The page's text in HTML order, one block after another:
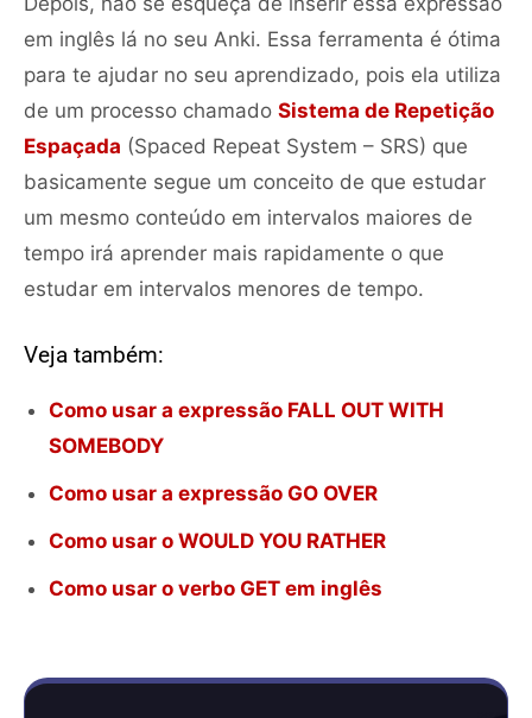
em inglês lá no seu Anki. Essa ferramenta é ótima
para te ajudar no seu aprendizado, pois ela utiliza
de um processo chamado Sistema de Repetição
Espaçada (Spaced Repeat System – SRS) que
basicamente segue um conceito de que estudar
um mesmo conteúdo em intervalos maiores de
tempo irá aprender mais rapidamente o que
estudar em intervalos menores de tempo.
Veja também:
Como usar a expressão FALL OUT WITH
SOMEBODY
Como usar a expressão GO OVER
Como usar o WOULD YOU RATHER
Como usar o verbo GET em inglês